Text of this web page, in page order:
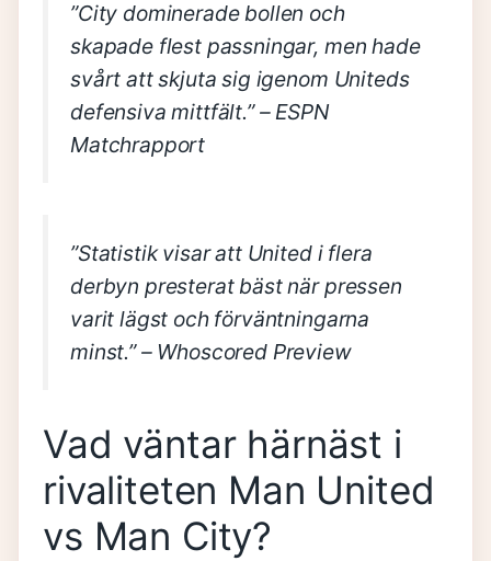
”City dominerade bollen och
skapade flest passningar, men hade
svårt att skjuta sig igenom Uniteds
defensiva mittfält.”– ESPN
Matchrapport
”Statistik visar att United i flera
derbyn presterat bäst när pressen
varit lägst och förväntningarna
minst.”– Whoscored Preview
Vad väntar härnäst i
rivaliteten Man United
vs Man City?